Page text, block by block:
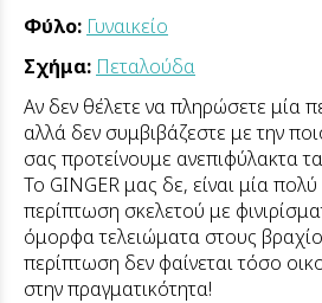
Φύλο: Γυναικείο
Σχήμα: Πεταλούδα
Αν δεν θέλετε να πληρώσετε μία
αλλά δεν συμβιβάζεστε με την
σας προτείνουμε ανεπιφύλακτα
Το GINGER μας δε, είναι μία
περίπτωση σκελετού με
όμορφα τελειώματα στους
περίπτωση δεν φαίνεται τόσο
στην πραγματικότητα!